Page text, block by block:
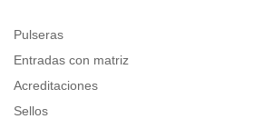
Pulseras
Entradas con matriz
Acreditaciones
Sellos